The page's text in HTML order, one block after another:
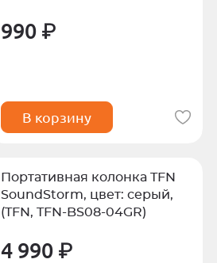
990 ₽
В корзину
Портативная колонка TFN
SoundStorm, цвет: серый,
(TFN, TFN-BS08-04GR)
4 990 ₽